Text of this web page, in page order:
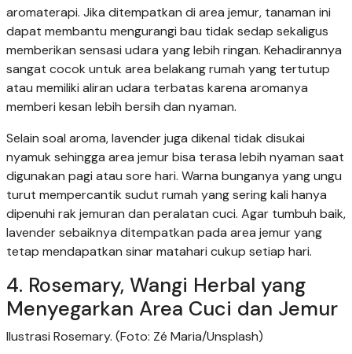
aromaterapi. Jika ditempatkan di area jemur, tanaman ini
dapat membantu mengurangi bau tidak sedap sekaligus
memberikan sensasi udara yang lebih ringan. Kehadirannya
sangat cocok untuk area belakang rumah yang tertutup
atau memiliki aliran udara terbatas karena aromanya
memberi kesan lebih bersih dan nyaman.
Selain soal aroma, lavender juga dikenal tidak disukai
nyamuk sehingga area jemur bisa terasa lebih nyaman saat
digunakan pagi atau sore hari. Warna bunganya yang ungu
turut mempercantik sudut rumah yang sering kali hanya
dipenuhi rak jemuran dan peralatan cuci. Agar tumbuh baik,
lavender sebaiknya ditempatkan pada area jemur yang
tetap mendapatkan sinar matahari cukup setiap hari.
4. Rosemary, Wangi Herbal yang
Menyegarkan Area Cuci dan Jemur
Ilustrasi Rosemary. (Foto: Zé Maria/Unsplash)